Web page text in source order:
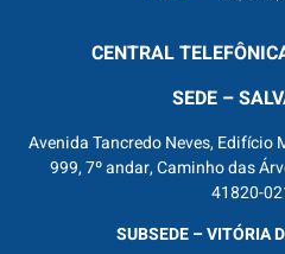
CENTRAL
SEDE –
Avenida Tancredo Neves,
999, 7º andar, Caminho das
41820-
SUBSEDE – VITÓRIA